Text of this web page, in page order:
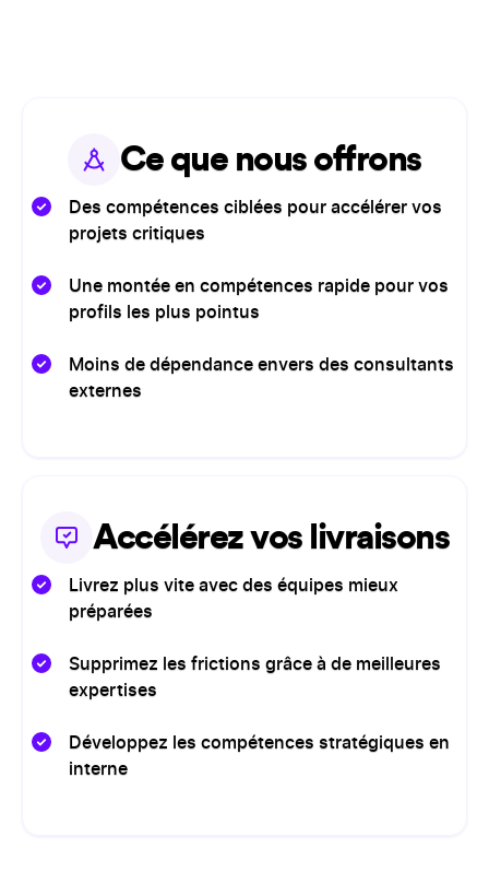
Ce que nous offrons
Des compétences ciblées pour accélérer vos
projets critiques
Une montée en compétences rapide pour vos
profils les plus pointus
Moins de dépendance envers des consultants
externes
Accélérez vos livraisons
Livrez plus vite avec des équipes mieux
préparées
Supprimez les frictions grâce à de meilleures
expertises
Développez les compétences stratégiques en
interne